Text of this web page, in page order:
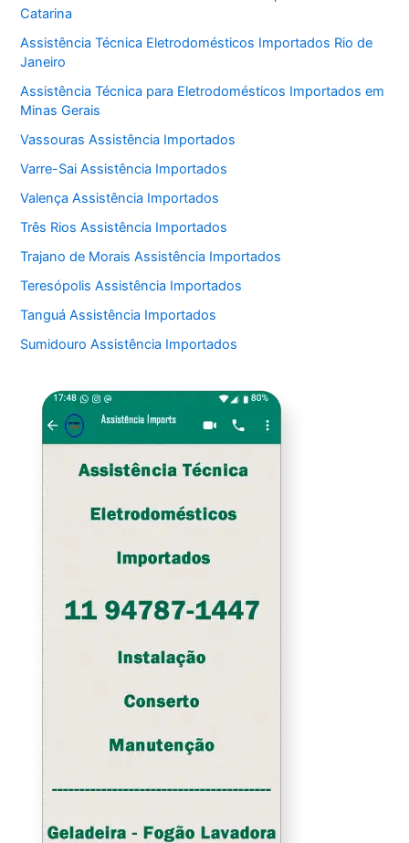
Catarina
Assistência Técnica Eletrodomésticos Importados Rio de
Janeiro
Assistência Técnica para Eletrodomésticos Importados em
Minas Gerais
Vassouras Assistência Importados
Varre-Sai Assistência Importados
Valença Assistência Importados
Três Rios Assistência Importados
Trajano de Morais Assistência Importados
Teresópolis Assistência Importados
Tanguá Assistência Importados
Sumidouro Assistência Importados